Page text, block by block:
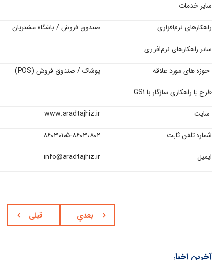
سایر خدمات
راهکارهای نرم‌افزاری
صندوق فروش / باشگاه مشتریان
سایر راهکارهای نرم‌افزاری
حوزه های مورد علاقه
پوشاک / صندوق فروش (POS)
طرح یا راهکاری سازگار با GS1
سایت
www.aradtajhiz.ir
شماره تلفن ثابت
۸۶۰۳۰۱۰۵-۸۶۰۳۰۸۰۲
ایمیل
info@aradtajhiz.ir
قبلی بعدي
آخرین اخبار